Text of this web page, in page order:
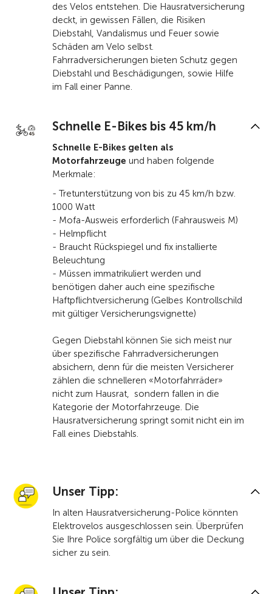
des Velos entstehen. Die Hausratversicherung
deckt, in gewissen Fällen, die Risiken
Diebstahl, Vandalismus und Feuer sowie
Schäden am Velo selbst.
Fahrradversicherungen bieten Schutz gegen
Diebstahl und Beschädigungen, sowie Hilfe
im Fall einer Panne.
Schnelle E-Bikes bis 45 km/h
Schnelle E-Bikes gelten als
Motorfahrzeuge und haben folgende
Merkmale:
- Tretunterstützung von bis zu 45 km/h bzw.
1000 Watt
- Mofa-Ausweis erforderlich (Fahrausweis M)
- Helmpflicht
- Braucht Rückspiegel und fix installierte
Beleuchtung
- Müssen immatrikuliert werden und
benötigen daher auch eine spezifische
Haftpflichtversicherung (Gelbes Kontrollschild
mit gültiger Versicherungsvignette)
Gegen Diebstahl können Sie sich meist nur
über spezifische Fahrradversicherungen
absichern, denn für die meisten Versicherer
zählen die schnelleren «Motorfahrräder»
nicht zum Hausrat, sondern fallen in die
Kategorie der Motorfahrzeuge. Die
Hausratversicherung springt somit nicht ein im
Fall eines Diebstahls.
Unser Tipp:
In alten Hausratversicherung-Police könnten
Elektrovelos ausgeschlossen sein. Überprüfen
Sie Ihre Police sorgfältig um über die Deckung
sicher zu sein.